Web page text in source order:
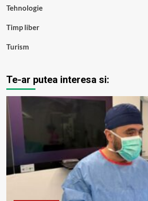
Tehnologie
Timp liber
Turism
Te-ar putea interesa si: